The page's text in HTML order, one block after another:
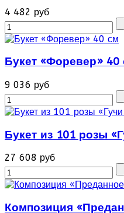
4 482 руб
Букет «Форевер» 40
9 036 руб
Букет из 101 розы
27 608 руб
Композиция